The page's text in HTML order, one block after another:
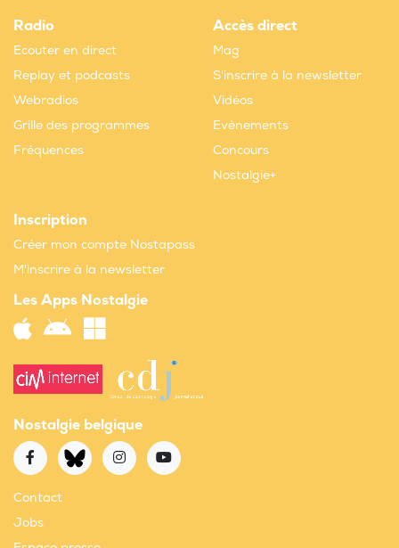
Radio
Ecouter en direct
Replay et podcasts
Webradios
Grille des programmes
Fréquences
Accès direct
Mag
S'inscrire à la newsletter
Vidéos
Evènements
Concours
Nostalgie+
Inscription
Créer mon compte Nostapass
M'inscrire à la newsletter
Les Apps Nostalgie
Nostalgie belgique
Contact
Jobs